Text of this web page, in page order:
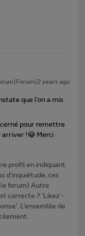
years ago
que l’on a mis
pour remettre
arriver !😂 Merci
profil en indiquant
d'inquiétude, ces
forum) Autre
correcte ? ‘Likez’-
L’ensemble de